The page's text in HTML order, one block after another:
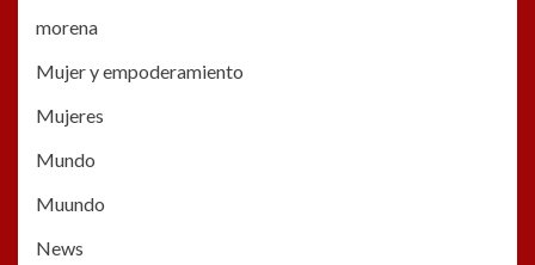
morena
Mujer y empoderamiento
Mujeres
Mundo
Muundo
News